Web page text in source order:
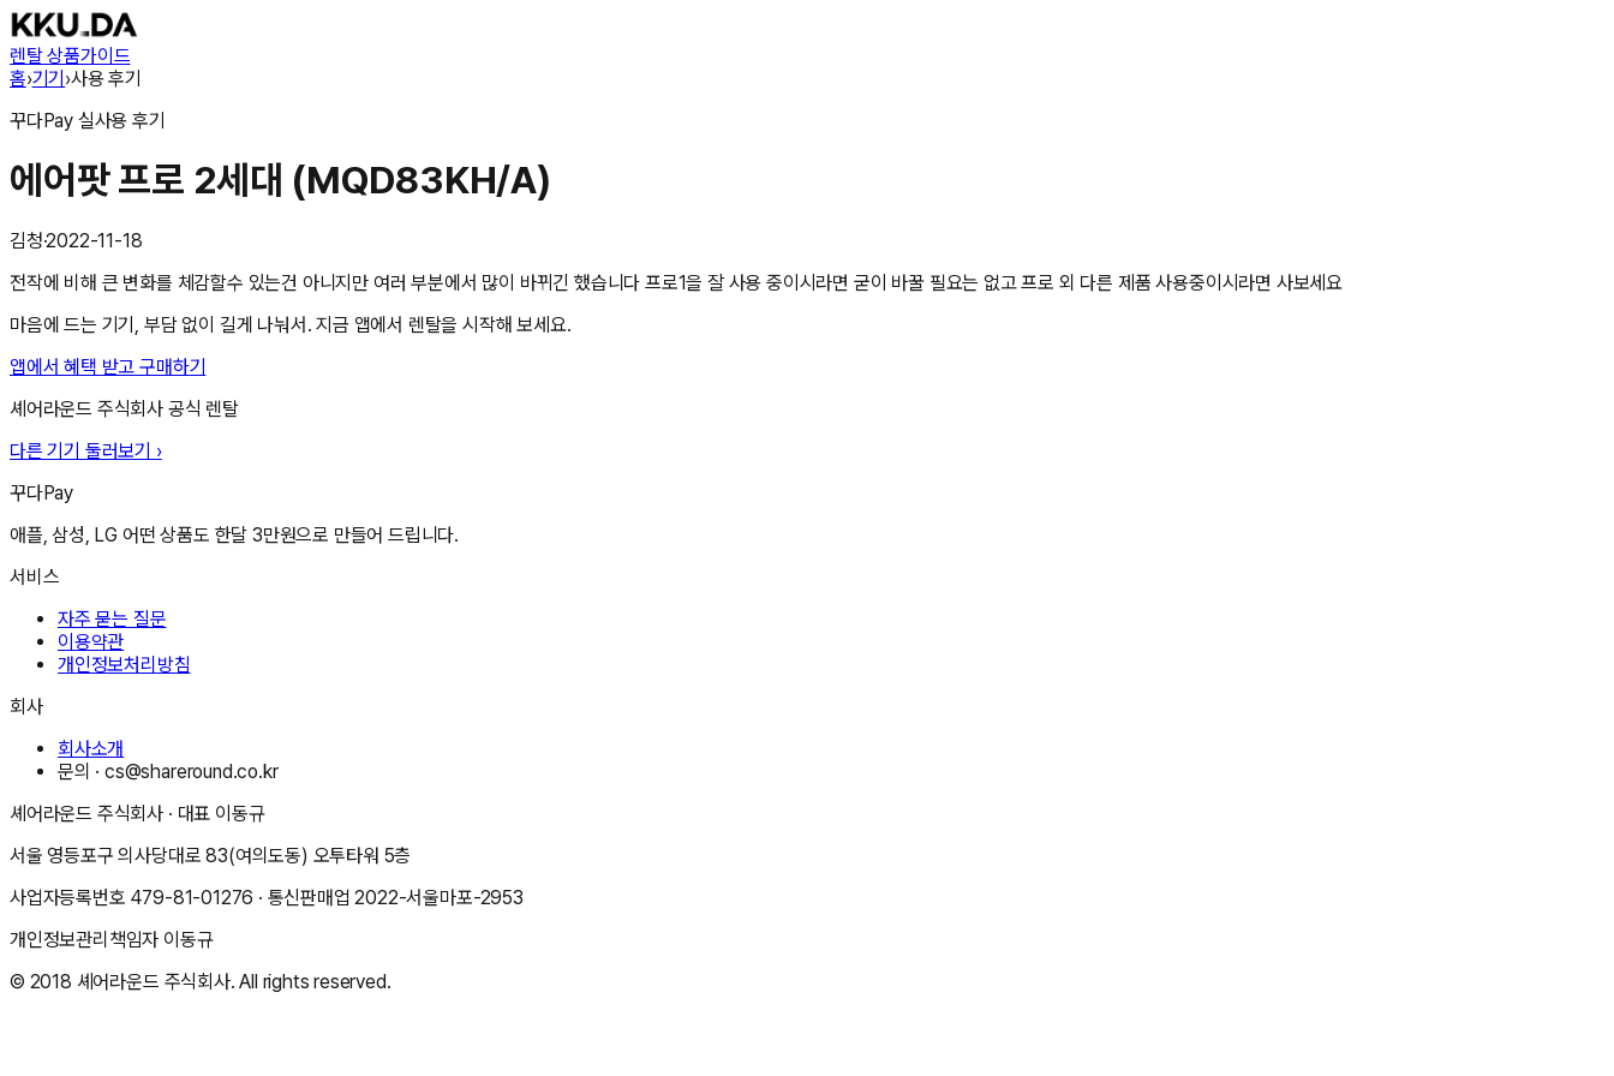
렌탈 상품가이드
홈›기기›사용 후기
꾸다Pay 실사용 후기
에어팟 프로 2세대 (MQD83KH/A)
김청·2022-11-18
전작에 비해 큰 변화를 체감할수 있는건 아니지만 여러 부분에서 많이 바뀌긴 했습니다 프로1을 잘 사용 중이시라면 굳이 바꿀 필요는 없고 프로 외 다른 제품 사용중이시라면 사보세요
마음에 드는 기기, 부담 없이 길게 나눠서. 지금 앱에서 렌탈을 시작해 보세요.
앱에서 혜택 받고 구매하기
셰어라운드 주식회사 공식 렌탈
다른 기기 둘러보기 ›
꾸다Pay
애플, 삼성, LG 어떤 상품도 한달 3만원으로 만들어 드립니다.
서비스
자주 묻는 질문
이용약관
개인정보처리방침
회사
회사소개
문의 ·cs@shareround.co.kr
셰어라운드 주식회사 · 대표 이동규
서울 영등포구 의사당대로 83(여의도동) 오투타워 5층
사업자등록번호 479-81-01276 · 통신판매업2022-서울마포-2953
개인정보관리책임자 이동규
© 2018 셰어라운드 주식회사. All rights reserved.